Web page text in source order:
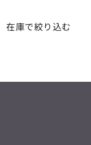
在庫で絞り込む